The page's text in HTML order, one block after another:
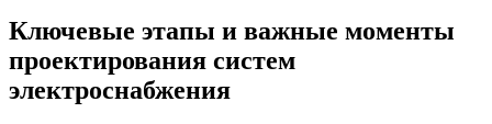
Ключевые этапы и важные моменты
проектирования систем
электроснабжения